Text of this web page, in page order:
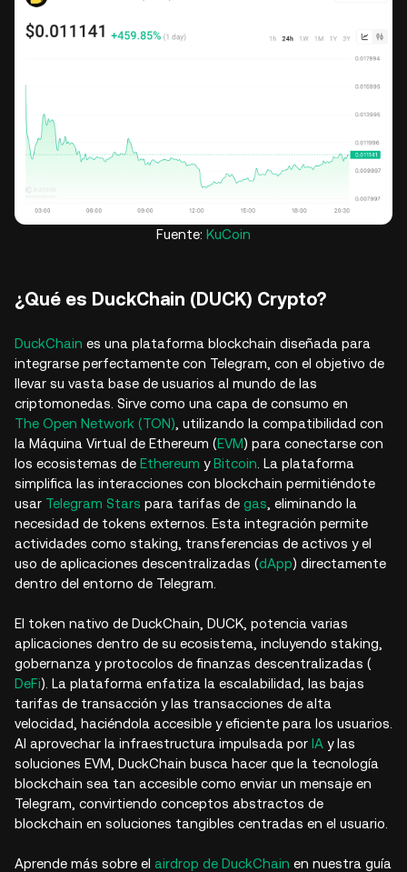
Fuente: KuCoin
¿Qué es DuckChain (DUCK) Crypto?
DuckChain es una plataforma blockchain diseñada para
integrarse perfectamente con Telegram, con el objetivo de
llevar su vasta base de usuarios al mundo de las
criptomonedas. Sirve como una capa de consumo en
The Open Network (TON) , utilizando la compatibilidad con
la Máquina Virtual de Ethereum (EVM) para conectarse con
los ecosistemas de Ethereum yBitcoin . La plataforma
simplifica las interacciones con blockchain permitiéndote
usar Telegram Stars para tarifas de gas , eliminando la
necesidad de tokens externos. Esta integración permite
actividades como staking, transferencias de activos y el
uso de aplicaciones descentralizadas (dApp) directamente
dentro del entorno de Telegram.
El token nativo de DuckChain, DUCK, potencia varias
aplicaciones dentro de su ecosistema, incluyendo staking,
gobernanza y protocolos de finanzas descentralizadas (
DeFi). La plataforma enfatiza la escalabilidad, las bajas
tarifas de transacción y las transacciones de alta
velocidad, haciéndola accesible y eficiente para los usuarios.
Al aprovechar la infraestructura impulsada por IA y las
soluciones EVM, DuckChain busca hacer que la tecnología
blockchain sea tan accesible como enviar un mensaje en
Telegram, convirtiendo conceptos abstractos de
blockchain en soluciones tangibles centradas en el usuario.
Aprende más sobre el airdrop de DuckChain en nuestra guía